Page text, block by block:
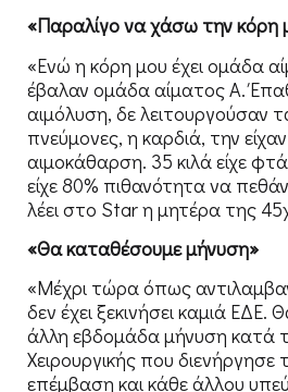
«Παραλίγο να χάσω την κόρη
«Ενώ η κόρη μου έχει ομάδα
έβαλαν ομάδα αίματος Α.
αιμόλυση, δε λειτουργούσαν
πνεύμονες, η καρδιά, την
αιμοκάθαρση. 35 κιλά είχε
είχε 80% πιθανότητα να
λέει στο Star η μητέρα της
«Θα καταθέσουμε μήνυση»
«Μέχρι τώρα όπως
δεν έχει ξεκινήσει καμιά
άλλη εβδομάδα μήνυση κατά
Χειρουργικής που διενήργησε
επέμβαση και κάθε άλλου